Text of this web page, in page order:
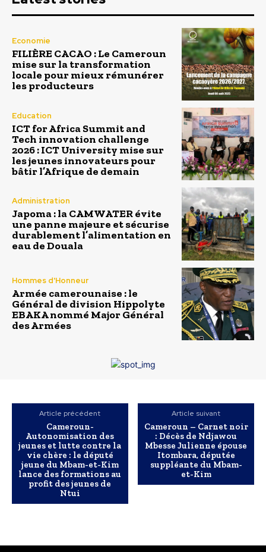
Economie
FILIÈRE CACAO : Le Cameroun
mise sur la transformation
locale pour mieux rémunérer
les producteurs
Education
ICT for Africa Summit and
Tech innovation challenge
2026 : ICT University mise sur
les jeunes innovateurs pour
bâtir l’Afrique de demain
Administration
Japoma : la CAMWATER évite
une panne majeure et sécurise
durablement l’alimentation en
eau de Douala
Hommes d'Honneur
Armée camerounaise : le
Général de division Hippolyte
EBAKA nommé Major Général
des Armées
Article précédent
Cameroun-
Autonomisation des
jeunes et lutte contre la
vie chère : le député
jeune du Mbam-et-Kim
lance des formations au
profit des jeunes de
Ntui
Article suivant
Cameroun – Carnet noir
: Décès de Ndjawou
Mbesse Julienne épouse
Itombara, députée
suppléante du Mbam-
et-Kim